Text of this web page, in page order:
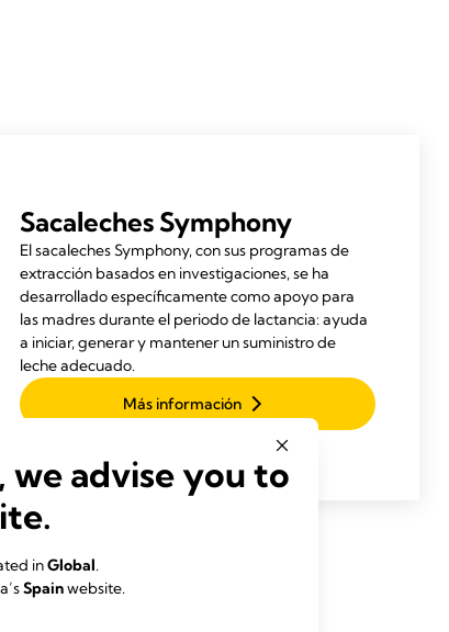
Sacaleches Symphony
El sacaleches Symphony, con sus programas de
extracción basados en investigaciones, se ha
desarrollado específicamente como apoyo para
las madres durante el periodo de lactancia: ayuda
a iniciar, generar y mantener un suministro de
leche adecuado.
Más información
o ambos?
we advise you to
inGlobal.
Spainwebsite.